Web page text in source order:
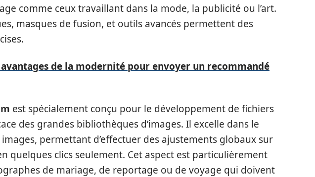
comme ceux travaillant dans la mode, la publicité ou l’art.
masques de fusion, et outils avancés permettent des
avantages de la modernité pour envoyer un recommandé
est spécialement conçu pour le développement de fichiers
des grandes bibliothèques d’images. Il excelle dans le
permettant d’effectuer des ajustements globaux sur
quelques clics seulement. Cet aspect est particulièrement
de mariage, de reportage ou de voyage qui doivent